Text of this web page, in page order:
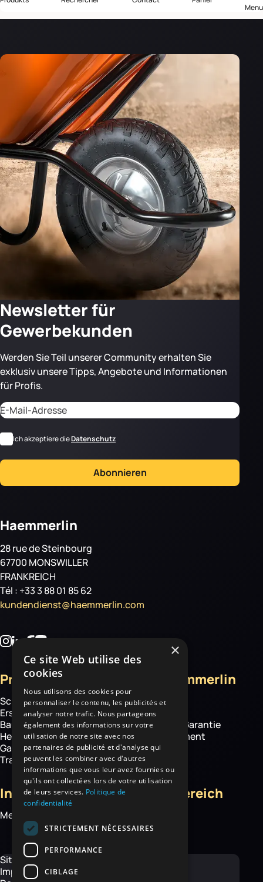
Menu
Newsletter für
Gewerbekunden
Werden Sie Teil unserer Community erhalten Sie
exklusiv unsere Tipps, Angebote und Informationen
für Profis.
Adresse email
RGPDIch akzeptiere dieDatenschutz
CAPTCHA
Abonnieren
Haemmerlin
28 rue de Steinbourg
67700 MONSWILLER
FRANKREICH
Tél : +33 3 88 01 85 62
kundendienst@haemmerlin.com
Produkte
Schubkarren
Ersatzteile
Baustelle
Hebetechnik
Garten- und
Transportgeräte
Über Haemmerlin
Über uns
Know how
Haemmerlin-Garantie
CSR-Engagement
News
Informationen
Mediathek
Kundenbereich
Kontakt
Sitemap
Impressum
×
Ce site Web utilise des
cookies
Nous utilisons des cookies pour
personnaliser le contenu, les publicités et
analyser notre trafic. Nous partageons
également des informations sur votre
utilisation de notre site avec nos
partenaires de publicité et d'analyse qui
peuvent les combiner avec d'autres
informations que vous leur avez fournies ou
qu'ils ont collectées lors de votre utilisation
de leurs services. Politique de
confidentialité
STRICTEMENT NÉCESSAIRES
PERFORMANCE
CIBLAGE